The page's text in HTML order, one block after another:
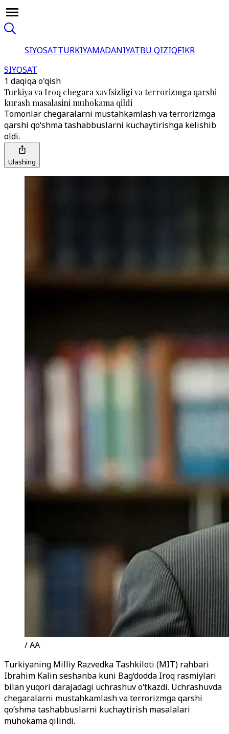
SIYOSATTURKIYAMADANIYATBU QIZIQFIKR
SIYOSAT
1 daqiqa o'qish
Turkiya va Iroq chegara xavfsizligi va terrorizmga qarshi
kurash masalasini muhokama qildi
Tomonlar chegaralarni mustahkamlash va terrorizmga
qarshi qo‘shma tashabbuslarni kuchaytirishga kelishib
oldi.
Ulashing
/ AA
Turkiyaning Milliy Razvedka Tashkiloti (MIT) rahbari
Ibrahim Kalin seshanba kuni Bag‘dodda Iroq rasmiylari
bilan yuqori darajadagi uchrashuv o‘tkazdi. Uchrashuvda
chegaralarni mustahkamlash va terrorizmga qarshi
qo‘shma tashabbuslarni kuchaytirish masalalari
muhokama qilindi.